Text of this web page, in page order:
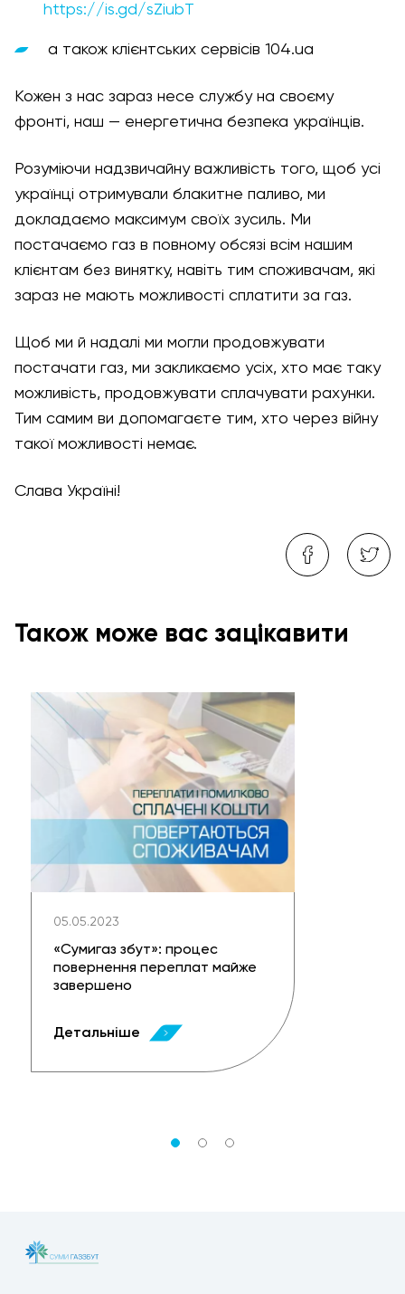
https://is.gd/sZiubT
а також клієнтських сервісів 104.ua
Кожен з нас зараз несе службу на своєму
фронті, наш — енергетична безпека українців.
Розуміючи надзвичайну важливість того, щоб усі
українці отримували блакитне паливо, ми
докладаємо максимум своїх зусиль. Ми
постачаємо газ в повному обсязі всім нашим
клієнтам без винятку, навіть тим споживачам, які
зараз не мають можливості сплатити за газ.
Щоб ми й надалі ми могли продовжувати
постачати газ, ми закликаємо усіх, хто має таку
можливість, продовжувати сплачувати рахунки.
Тим самим ви допомагаєте тим, хто через війну
такої можливості немає.
Слава Україні!
Також може вас зацікавити
05.05.2023
«Сумигаз збут»: процес
повернення переплат майже
завершено
Детальніше